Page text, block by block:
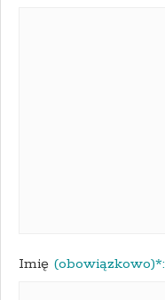
Imię (obowiązkowo)*: